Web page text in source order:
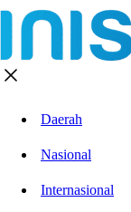
Daerah
Nasional
Internasional